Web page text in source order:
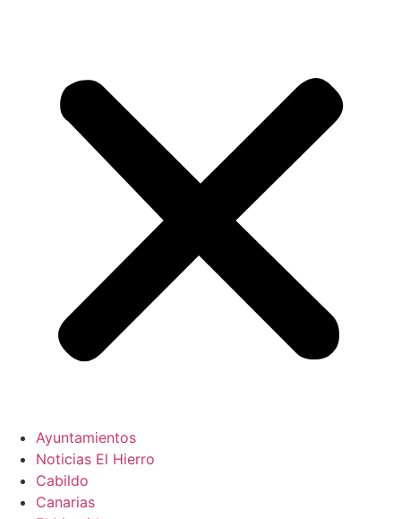
Ayuntamientos
Noticias El Hierro
Cabildo
Canarias